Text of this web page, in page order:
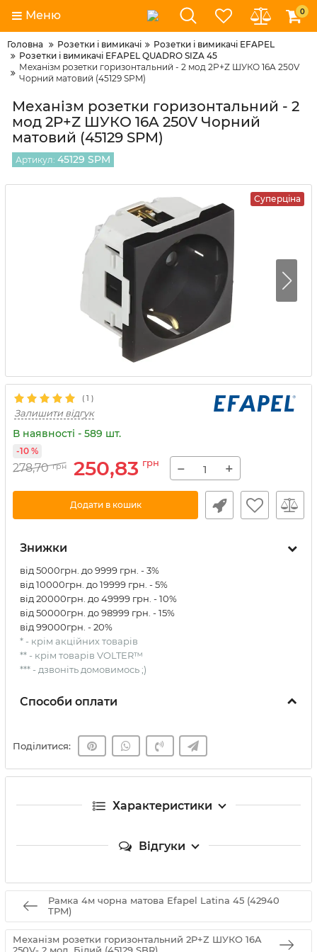
Меню 0
Головна Розетки і вимикачі
Розетки і вимикачі EFAPEL
Розетки і вимикачі EFAPEL QUADRO SIZA 45
Механізм розетки горизонтальний - 2 мод 2P+Z ШУКО 16A 250V
Чорний матовий (45129 SPM)
Механізм розетки горизонтальний - 2
мод 2P+Z ШУКО 16A 250V Чорний
матовий (45129 SPM)
Артикул: 45129 SPM
Суперціна
( 1 )
Залишити відгук
В наявності - 589 шт.
278,70 грн 250,83 грн
-10 %
− +
Додати в кошик
Знижки
від 5000грн. до 9999 грн. - 3%
від 10000грн. до 19999 грн. - 5%
від 20000грн. до 49999 грн. - 10%
від 50000грн. до 98999 грн. - 15%
від 99000грн. - 20%
* - крім акційних товарів
** - крім товарів VOLTER™
*** - дзвоніть домовимось ;)
Способи оплати
Поділитися:
Характеристики
Відгуки
Рамка 4м чорна матова Efapel Latina 45 (42940
TPM)
Механізм розетки горизонтальний 2P+Z ШУКО 16A